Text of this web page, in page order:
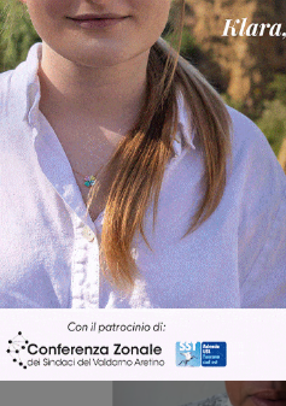
Articolo precedente
Giulio Camarlinghi veste la maglia del
Montevarchi
Ultime Notizie